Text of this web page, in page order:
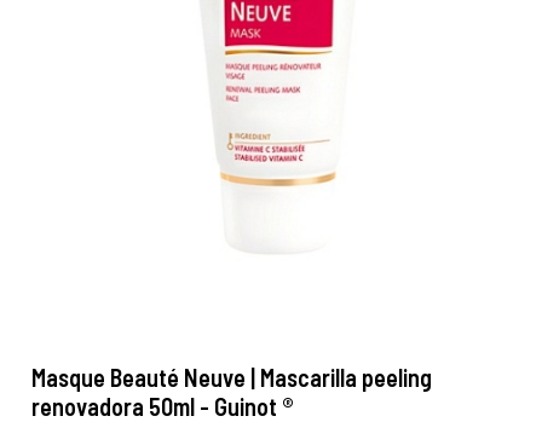
Masque Beauté Neuve | Mascarilla peeling
renovadora 50ml - Guinot ®